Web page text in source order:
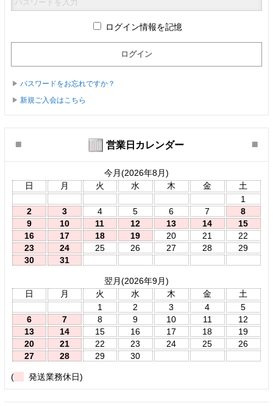
ログイン情報を記憶
パスワードをお忘れですか？
新規ご入会はこちら
営業日カレンダー
今月(2026年8月)
日
月 火 水 木 金
土
1
2
3 4 5 6 7
8
9
10 11 12 13 14
15
16
17 18 19 20 21
22
23
24 25 26 27 28
29
30
31
翌月(2026年9月)
日
月 火 水 木 金
土
1
2 3 4
5
6
7 8 9 10 11
12
13
14 15 16 17 18
19
20
21 22 23 24 25
26
27
28 29 30
( 発送業務休日)